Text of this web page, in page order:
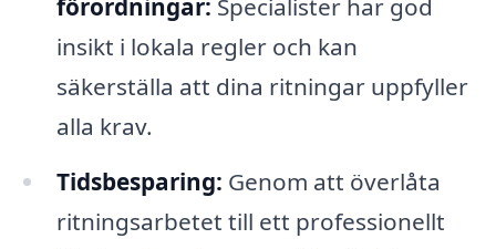
förordningar: Specialister har god
insikt i lokala regler och kan
säkerställa att dina ritningar uppfyller
alla krav.
Tidsbesparing: Genom att överlåta
ritningsarbetet till ett professionellt